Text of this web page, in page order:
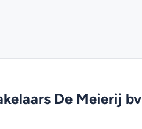
De Meierij bv